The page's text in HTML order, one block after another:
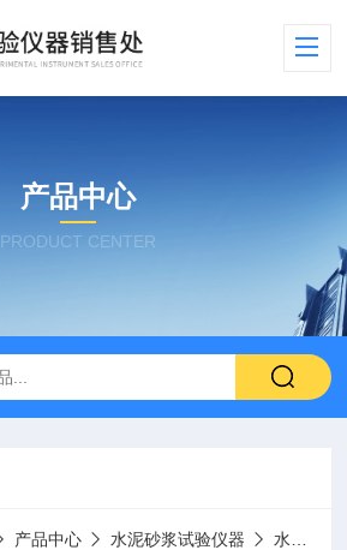
产品中心
PRODUCT CENTER
产品中心 水泥砂浆试验仪器 水泥电动抗折机